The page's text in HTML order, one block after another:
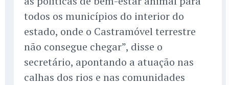
todos os municípios do interior do
estado, onde o Castramóvel terrestre
não consegue chegar”, disse o
secretário, apontando a atuação nas
calhas dos rios e nas comunidades